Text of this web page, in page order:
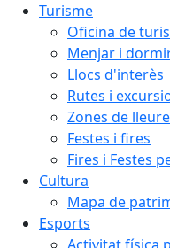
Turisme
Oficina de
Menjar i
Llocs d'interès
Rutes i
Zones de lleure
Festes i fires
Fires i Festes
Cultura
Mapa de
Esports